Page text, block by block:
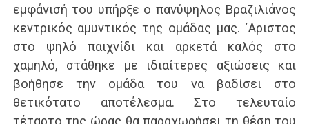
εμφάνισή του υπήρξε ο πανύψηλος Βραζιλιάνος
κεντρικός αμυντικός της ομάδας μας. ΄Αριστος
στο ψηλό παιχνίδι και αρκετά καλός στο
χαμηλό, στάθηκε με ιδιαίτερες αξιώσεις και
βοήθησε την ομάδα του να βαδίσει στο
θετικότατο αποτέλεσμα. Στο τελευταίο
τέταρτο της ώρας θα παραχωρήσει τη θέση του